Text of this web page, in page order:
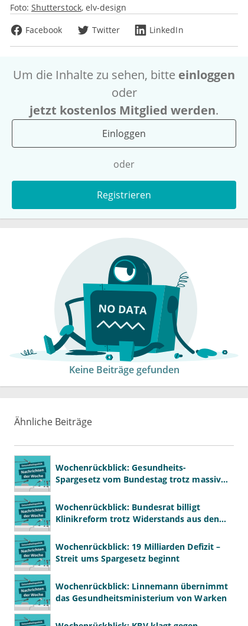
Foto: Shutterstock elv-design
Facebook
Twitter LinkedIn
Um die Inhalte zu sehen, bitte einloggen
oder
jetzt kostenlos Mitglied werden.
Einloggen
oder
Registrieren
Keine Beiträge gefunden
Ähnliche Beiträge
Wochenrückblick: Gesundheits-
Spargesetz vom Bundestag trotz massiver
Wochenrückblick: Bundesrat billigt
Klinikreform trotz Widerstands aus den
Wochenrückblick: 19 Milliarden Defizit –
Streit ums Spargesetz beginnt
Wochenrückblick: Linnemann übernimmt
das Gesundheitsministerium von Warken